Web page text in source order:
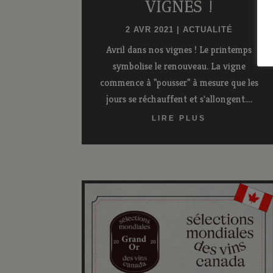
VIGNES !
2 AVR 2021 ACTUALITÉ
Avril dans nos vignes ! Le printemps
symbolise le renouveau. La vigne
commence à "pousser" à mesure que les
jours se réchauffent et s'allongent....
LIRE PLUS